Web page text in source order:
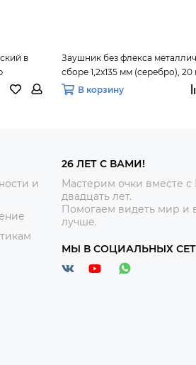
в
Заушник без флекса
сборе 1,2х135 мм (серебро), 20
В корзину
и
26 ЛЕТ С ВАМИ!
Мастерим очки вместе
двадцать лет.
Помогаем видеть мир и
лучше.
МЫ В СОЦИАЛЬНЫХ